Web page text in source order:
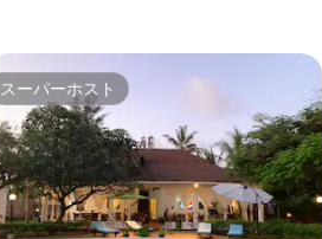
スーパーホスト
スーパーホスト